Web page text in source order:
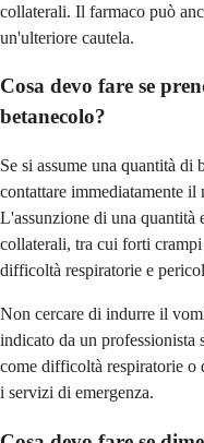
collaterali. Il farmaco può
un'ulteriore cautela.
Cosa devo fare se
betanecolo?
Se si assume una quantità di
contattare immediatamente
L'assunzione di una quantità
collaterali, tra cui forti crampi
difficoltà respiratorie e
Non cercare di indurre il
indicato da un professionista
come difficoltà respiratorie o
i servizi di emergenza.